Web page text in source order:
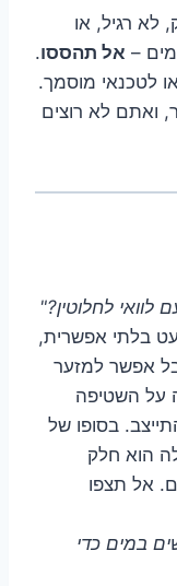
לא רגיל, או
– אל תהססו.
ואתם לא רוצים
לחלוטין?"
בלתי אפשרית,
אפשר למזער
על השטיפה
בסופו של
הוא חלק
אל תצפו
במים כדי